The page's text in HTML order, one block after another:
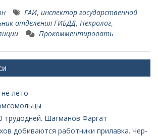
ГАИ, инспектор государственной
отделения ГИБДД, Некролог,
Прокомментировать
лето
трудодней. Шагманов Фаргат
добиваются работники прилавка. Чер­